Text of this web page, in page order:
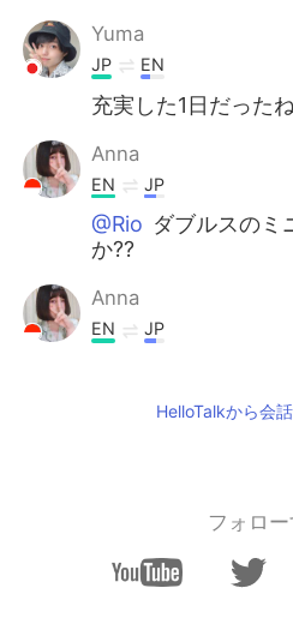
Yuma
JP EN
充実した1日だった
Anna
EN JP
@Rio ダブルスのミ
か??
Anna
EN JP
日本語上手
Anna
JP
HelloTalkから会
フォロ